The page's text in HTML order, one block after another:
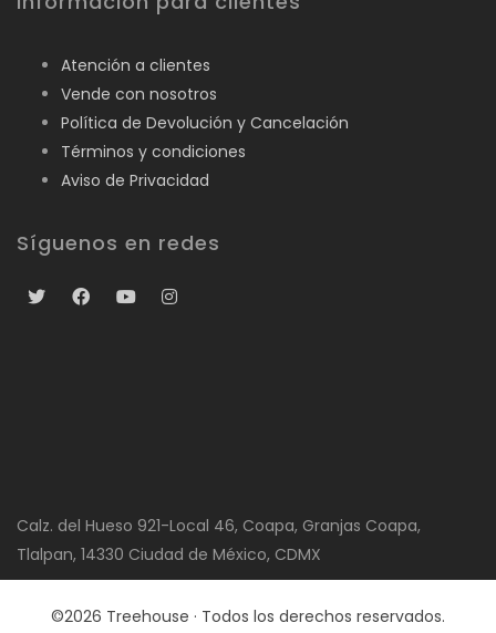
Atención a clientes
Vende con nosotros
Política de Devolución y Cancelación
Términos y condiciones
Aviso de Privacidad
Síguenos en redes
Calz. del Hueso 921-Local 46, Coapa, Granjas Coapa,
Tlalpan, 14330 Ciudad de México, CDMX
©2026 Treehouse · Todos los derechos reservados.